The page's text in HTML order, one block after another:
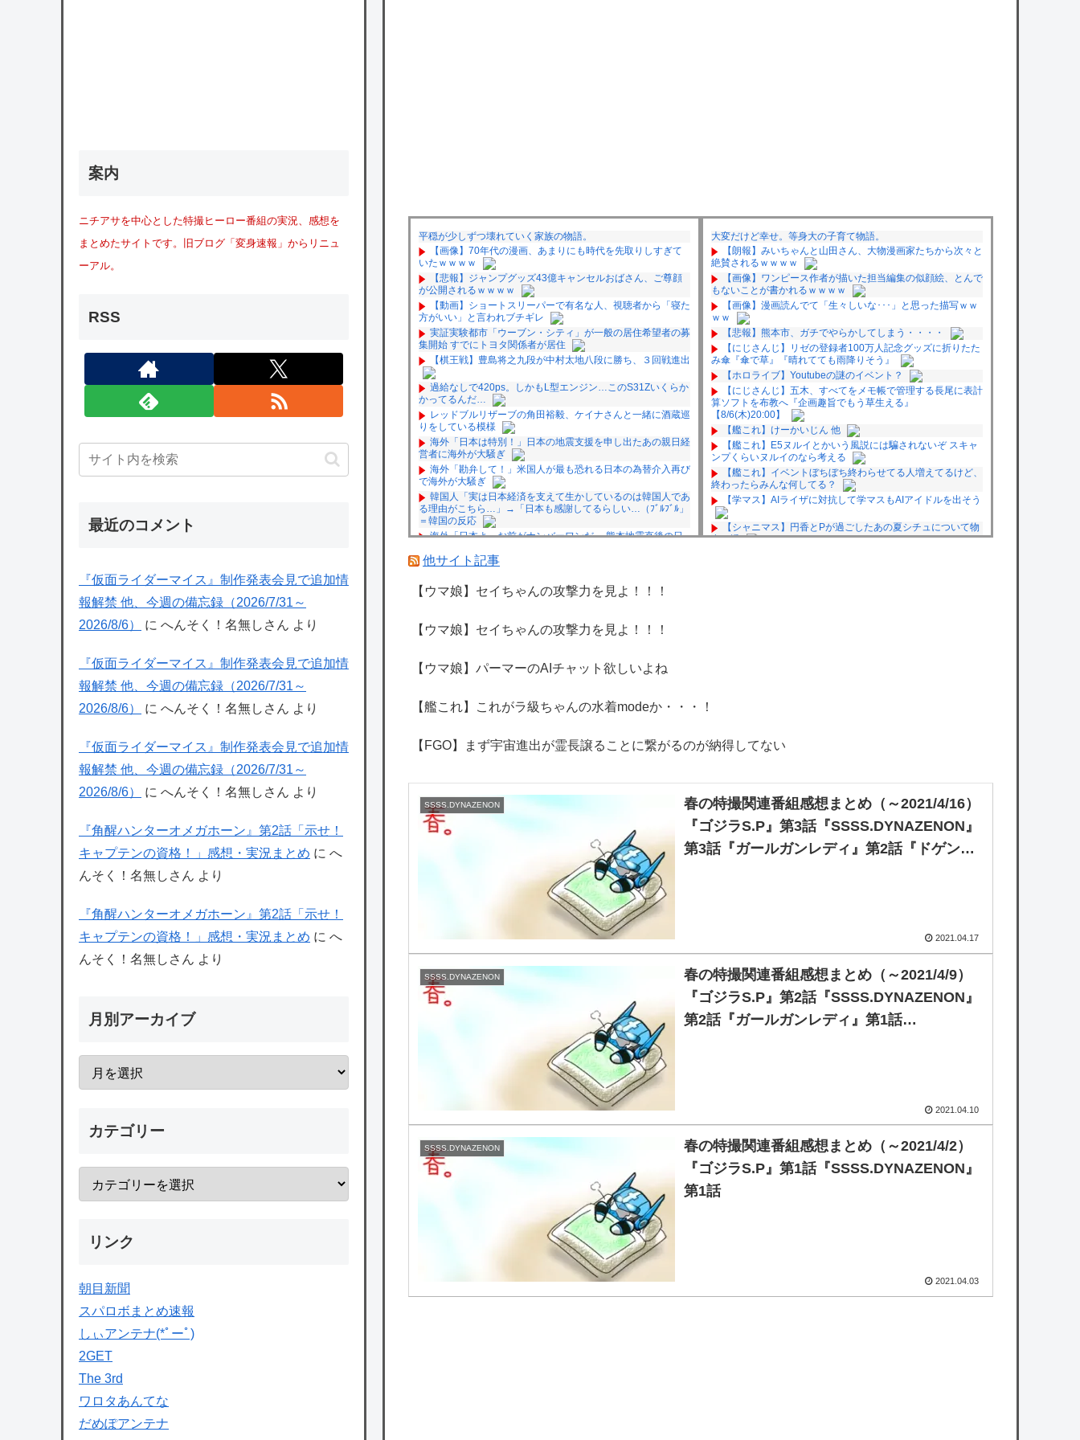
平穏が少しずつ壊れていく家族の物語。
【画像】70年代の漫画、あまりにも時代を先取りしすぎて
いたｗｗｗｗ
【悲報】ジャンプグッズ43億キャンセルおばさん、ご尊顔
が公開されるｗｗｗｗ
【動画】ショートスリーパーで有名な人、視聴者から「寝た
方がいい」と言われブチギレ
実証実験都市「ウーブン・シティ」が一般の居住希望者の募
集開始 すでにトヨタ関係者が居住
【棋王戦】豊島将之九段が中村太地八段に勝ち、３回戦進出
過給なしで420ps。しかもL型エンジン…このS31Zいくらか
かってるんだ…
レッドブルリザーブの角田裕毅、ケイナさんと一緒に酒蔵巡
りをしている模様
海外「日本は特別！」日本の地震支援を申し出たあの親日経
営者に海外が大騒ぎ
海外「勘弁して！」米国人が最も恐れる日本の為替介入再び
で海外が大騒ぎ
韓国人「実は日本経済を支えて生かしているのは韓国人であ
る理由がこちら…」→「日本も感謝してるらしい…（ﾌﾞﾙﾌﾞﾙ」
＝韓国の反応
海外「日本よ、お前がナンバーワンだ」 熊本地震直後の日
★【ワートリ】細かい情報まで含めて構成されたキャラの掛
★【ワートリ】基本的に最上さんも迅に後事を託すつもりで
★【ワートリ】2周目も全員でやる隊と分担でやる隊はそれ
Powered by livedoor 相互RSS
大変だけど幸せ。等身大の子育て物語。
【朗報】みいちゃんと山田さん、大物漫画家たちから次々と
絶賛されるｗｗｗｗ
【画像】ワンピース作者が描いた担当編集の似顔絵、とんで
もないことが書かれるｗｗｗｗ
【画像】漫画読んでて「生々しいな･･･」と思った描写ｗｗ
ｗｗ
【悲報】熊本市、ガチでやらかしてしまう・・・・
【にじさんじ】リゼの登録者100万人記念グッズに折りたた
み傘『傘で草』『晴れてても雨降りそう』
【ホロライブ】Youtubeの謎のイベント？
【にじさんじ】五木、すべてをメモ帳で管理する長尾に表計
算ソフトを布教へ『企画趣旨でもう草生える』
【8/6(木)20:00】
【艦これ】けーかいじん 他
【艦これ】E5ヌルイとかいう風説には騙されないぞ スキャ
ンプくらいヌルイのなら考える
【艦これ】イベントぼちぼち終わらせてる人増えてるけど、
終わったらみんな何してる？
【学マス】AIライザに対抗して学マスもAIアイドルを出そう
【シャニマス】円香とPが過ごしたあの夏シチュについて物
申す透
他サイト記事
【ウマ娘】セイちゃんの攻撃力を見よ！！！
【ウマ娘】セイちゃんの攻撃力を見よ！！！
【ウマ娘】パーマーのAIチャット欲しいよね
【艦これ】これがラ級ちゃんの水着modeか・・・！
【FGO】まず宇宙進出が霊長譲ることに繋がるのが納得してない
SSSS.DYNAZENON
春の特撮関連番組感想まとめ（～2021/4/16）
『ゴジラS.P』第3話『SSSS.DYNAZENON』
第3話『ガールガンレディ』第2話『ドゲンジ
2021.04.17
SSSS.DYNAZENON
春の特撮関連番組感想まとめ（～2021/4/9）
『ゴジラS.P』第2話『SSSS.DYNAZENON』
第2話『ガールガンレディ』第1話
2021.04.10
SSSS.DYNAZENON
春の特撮関連番組感想まとめ（～2021/4/2）
『ゴジラS.P』第1話『SSSS.DYNAZENON』
第1話
2021.04.03
案内
ニチアサを中心とした特撮ヒーロー番組の実況、感想を
まとめたサイトです。旧ブログ「変身速報」からリニュ
ーアル。
RSS
最近のコメント
『仮面ライダーマイス』制作発表会見で追加情
報解禁 他、今週の備忘録（2026/7/31～
2026/8/6）
に へんそく！名無しさん より
『仮面ライダーマイス』制作発表会見で追加情
報解禁 他、今週の備忘録（2026/7/31～
2026/8/6）
に へんそく！名無しさん より
『仮面ライダーマイス』制作発表会見で追加情
報解禁 他、今週の備忘録（2026/7/31～
2026/8/6）
に へんそく！名無しさん より
『角醒ハンターオメガホーン』第2話「示せ！
キャプテンの資格！」感想・実況まとめ に へ
んそく！名無しさん より
『角醒ハンターオメガホーン』第2話「示せ！
キャプテンの資格！」感想・実況まとめ に へ
んそく！名無しさん より
月別アーカイブ
カテゴリー
リンク
朝目新聞
スパロボまとめ速報
しぃアンテナ(*ﾟーﾟ)
2GET
The 3rd
ワロタあんてな
だめぽアンテナ